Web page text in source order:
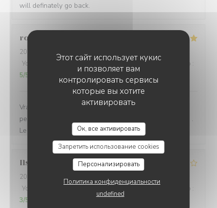
Этот сайт использует кукис
и позволяет вам
контролировать сервисы
которые вы хотите
активировать
Ок, все активировать
Запретить использование cookies
Персонализировать
Политика конфиденциальности
undefined
will definately go back.
roseline
2026-08-04
- 20:00 - гости 2
Услуги
Меню: Цена / качество :
5/5
Vraiment un bon moment… le site est exceptionnel. Le
personnel fort sympathique et les plats proposés variés .
Le mien était délicieux !
Ilse
2026-08-04
- 19:30 - гости 4
Услуги
Цена / качество :
3/5
LA PLAGE DE L'ÎLE D'OR